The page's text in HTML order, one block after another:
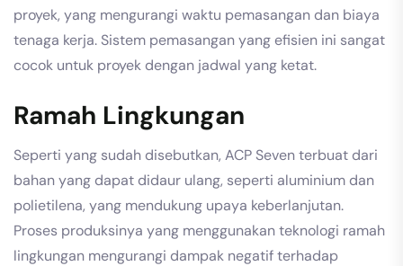
proyek, yang mengurangi waktu pemasangan dan biaya
tenaga kerja. Sistem pemasangan yang efisien ini sangat
cocok untuk proyek dengan jadwal yang ketat.
Ramah Lingkungan
Seperti yang sudah disebutkan, ACP Seven terbuat dari
bahan yang dapat didaur ulang, seperti aluminium dan
polietilena, yang mendukung upaya keberlanjutan.
Proses produksinya yang menggunakan teknologi ramah
lingkungan mengurangi dampak negatif terhadap